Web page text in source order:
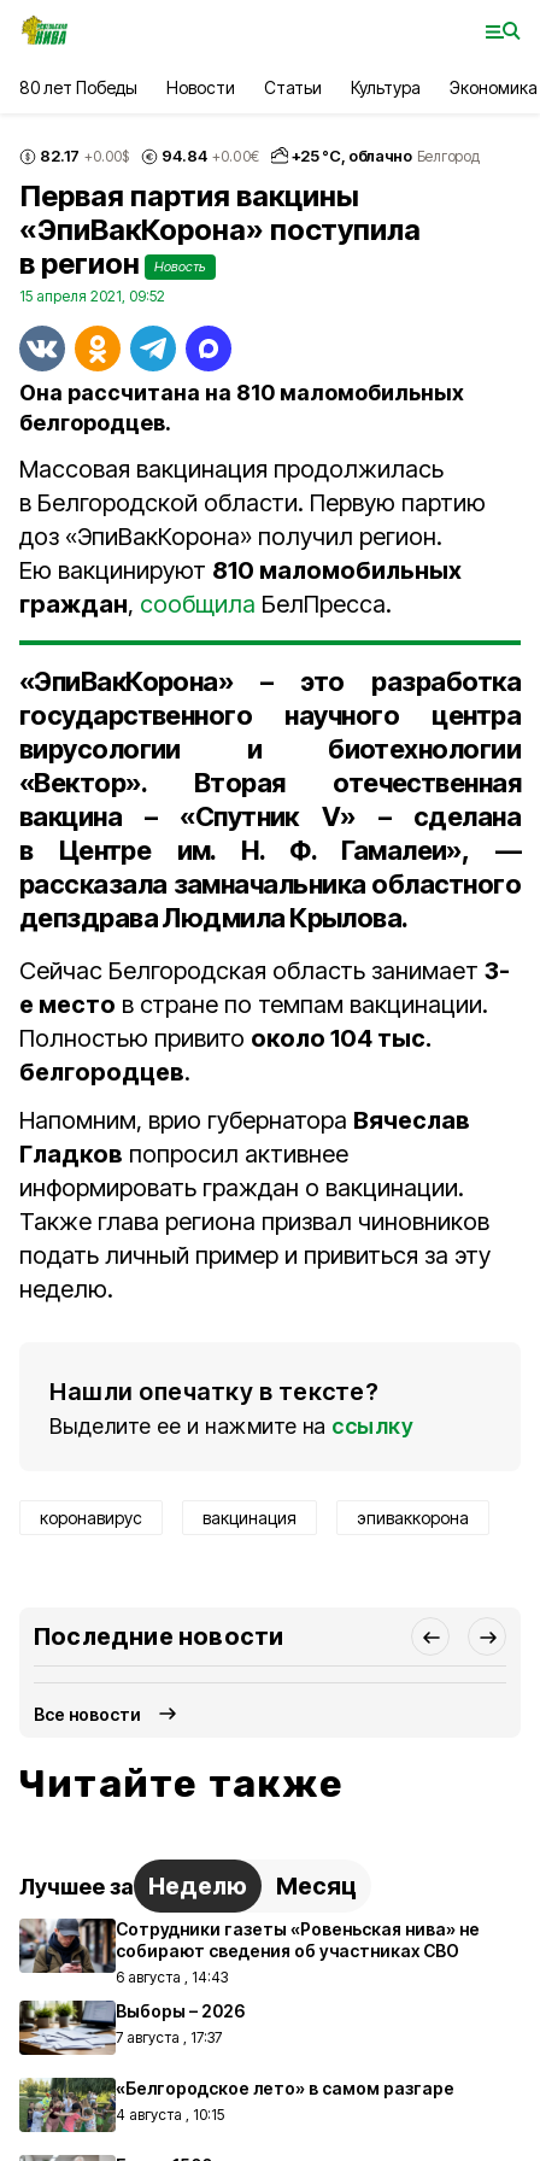
80 лет Победы Новости Статьи Культура Экономика
82.17 +0.00$ 94.84 +0.00€ +25°С, облачно Белгород
Первая партия вакцины
«ЭпиВакКорона» поступила
в регион
Новость
15 апреля 2021, 09:52
Она рассчитана на 810 маломобильных
белгородцев.
Массовая вакцинация продолжилась
в Белгородской области. Первую партию
доз «ЭпиВакКорона» получил регион.
Ею вакцинируют 810 маломобильных
граждан, сообщила БелПресса.
«ЭпиВакКорона» – это разработка
государственного научного центра
вирусологии и биотехнологии
«Вектор». Вторая отечественная
вакцина – «Спутник V» – сделана
в Центре им. Н. Ф. Гамалеи», —
рассказала замначальника областного
депздрава Людмила Крылова.
Сейчас Белгородская область занимает 3-
е место в стране по темпам вакцинации.
Полностью привито около 104 тыс.
белгородцев.
Напомним, врио губернатора Вячеслав
Гладков попросил активнее
информировать граждан о вакцинации.
Также глава региона призвал чиновников
подать личный пример и привиться за эту
неделю.
Нашли опечатку в тексте?
Выделите ее и нажмите на ссылку
коронавирус вакцинация эпиваккорона
Последние новости
Все новости
Читайте также
Лучшее за Неделю Месяц
Сотрудники газеты «Ровеньская нива» не
собирают сведения об участниках СВО
6 августа , 14:43
Выборы – 2026
7 августа , 17:37
«Белгородское лето» в самом разгаре
4 августа , 10:15